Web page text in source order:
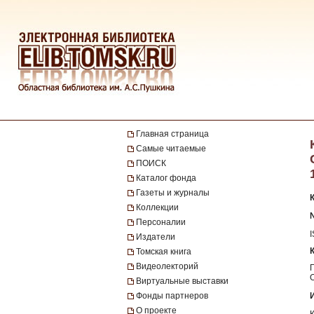
Главная страница
Самые читаемые
ПОИСК
Каталог фонда
Газеты и журналы
Коллекции
Персоналии
Издатели
Томская книга
Видеолекторий
Виртуальные выставки
Фонды партнеров
О проекте